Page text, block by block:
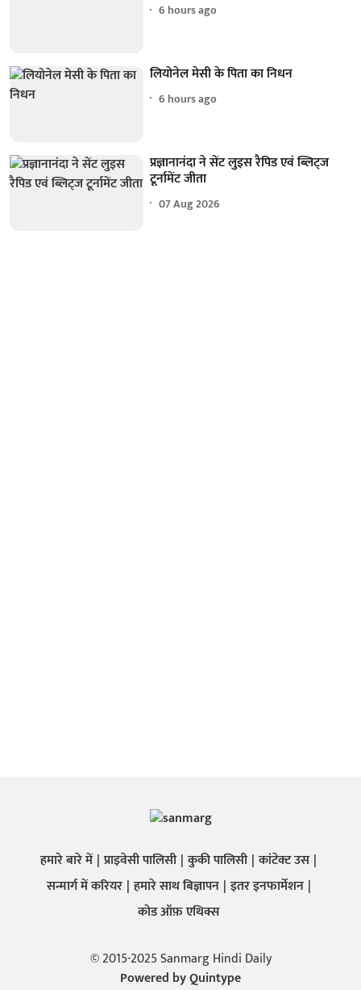
6 hours ago
लियोनेल मेसी के पिता का निधन
6 hours ago
प्रज्ञानानंदा ने सेंट लुइस रैपिड एवं ब्लिट्ज
टूर्नामेंट जीता
07 Aug 2026
हमारे बारे में प्राइवेसी पालिसी कुकी पालिसी कांटेक्ट उस
सन्मार्ग में करियर हमारे साथ बिज्ञापन इतर इनफार्मेशन
कोड ऑफ़ एथिक्स
© 2015-2025 Sanmarg Hindi Daily
Powered byQuintype